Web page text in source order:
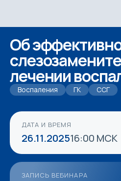
Об
лечении
Воспаления ГК ССГ
ДАТА И ВРЕМЯ
26.11.202516:00 МСК
ЗАПИСЬ ВЕБИНАРА